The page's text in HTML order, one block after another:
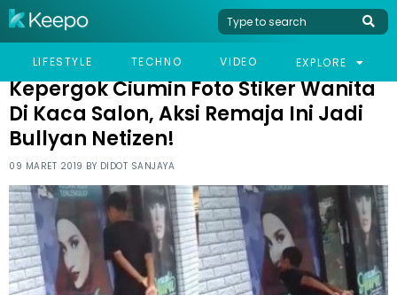
LIFESTYLE TECHNO VIDEO EXPLORE
HOME VIRAL
KEPERGOK CIUMIN FOTO STIKER WANITA DI KACA SALON, AKSI
Kepergok Ciumin Foto Stiker Wanita
Di Kaca Salon, Aksi Remaja Ini Jadi
Bullyan Netizen!
09 MARET 2019 BY DIDOT SANJAYA